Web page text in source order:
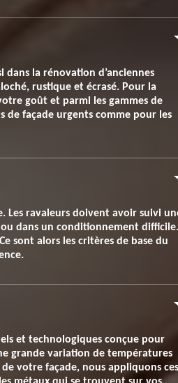
la rénovation d’anciennes
rustique et écrasé. Pour la
goût et parmi les gammes de
de façade urgents comme pour les
Les ravaleurs doivent avoir suivi
dans un conditionnement difficile.
sont alors les critères de base du
et technologiques conçue pour
grande variation de températures
votre façade, nous appliquons ces